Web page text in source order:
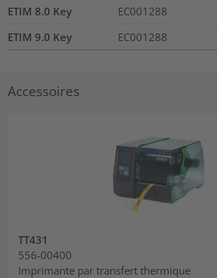
ETIM 8.0 Key
EC001288
ETIM 9.0 Key
EC001288
Accessoires
TT431
556-00400
Imprimante par transfert thermique